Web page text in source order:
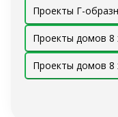
Проекты Г-
Проекты домов 8
Проекты домов